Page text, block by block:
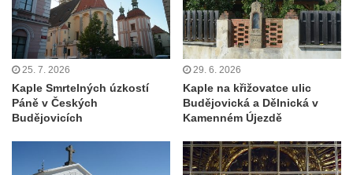
Výklenková kaple Piety ve Svojkově
Kostel Nejsvětější Trojice ve Velenicích
Kostel svatého Vavřince v Okounově
Kostel svatých Petra a Pavla v Semilech
Kostel Nanebevzetí Panny Marie (St. Mariä
Kostel svaté Máří Magdaleny u hradu
25. 7. 2026
Kaple Smrtelných úzkostí
Páně v Českých
Budějovicích
29. 6. 2026
Kaple na křižovatce ulic
Budějovická a Dělnická v
Kamenném Újezdě